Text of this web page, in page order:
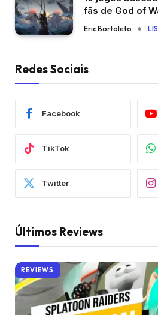
fãs de God of
Eric Bortoleto
Redes Sociais
Facebook
TikTok
Twitter
Últimos Reviews
REVIEWS